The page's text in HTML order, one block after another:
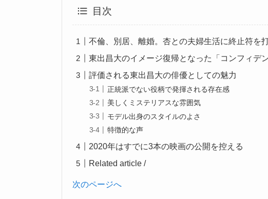
目次
不倫、別居、離婚。杏との夫婦生活に終止符を
東出昌大のイメージ復帰となった「コンフィデ
評価される東出昌大の俳優としての魅力
正統派でない役柄で発揮される存在感
美しくミステリアスな雰囲気
モデル出身のスタイルのよさ
特徴的な声
2020年はすでに3本の映画の公開を控える
Related article /
次のページへ